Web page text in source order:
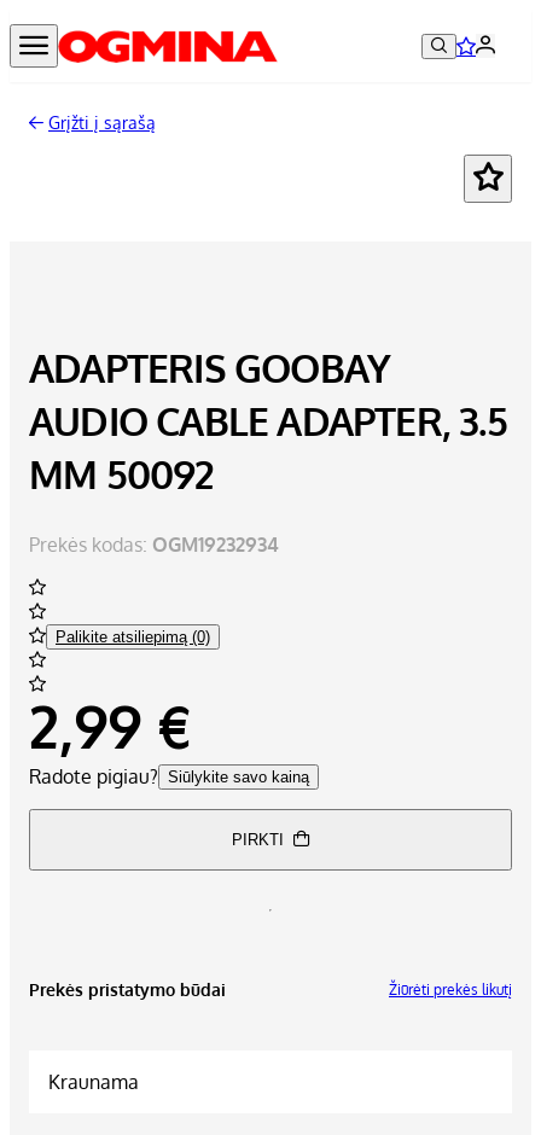
Grįžti į sąrašą
ADAPTERIS GOOBAY
AUDIO CABLE ADAPTER, 3.5
MM 50092
Prekės kodas: OGM19232934
Palikite atsiliepimą (0)
2,99 €
Radote pigiau? Siūlykite savo kainą
PIRKTI
Prekės pristatymo būdai Žiūrėti prekės likutį
Kraunama